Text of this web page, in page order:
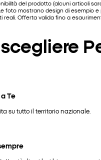
del prodotto (alcuni articoli
foto mostrano design di esempio
reali. Offerta valida fino a
Te
su tutto il territorio nazionale.